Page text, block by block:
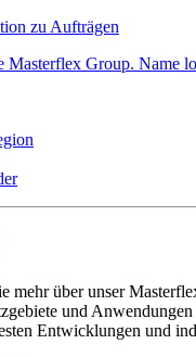
zu Aufträgen
mehr über unser
und
Entwicklungen und